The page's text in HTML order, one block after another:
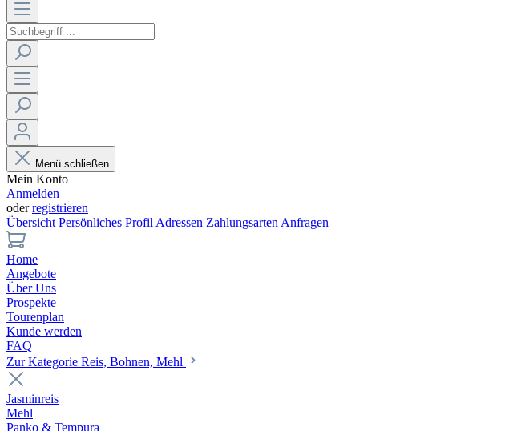
Menü schließen
Mein Konto
Anmelden
oderregistrieren
Übersicht Persönliches Profil Adressen Zahlungsarten Anfragen
Home
Angebote
Über Uns
Prospekte
Tourenplan
Kunde werden
FAQ
Zur Kategorie Reis, Bohnen, Mehl
Jasminreis
Mehl
Panko & Tempura